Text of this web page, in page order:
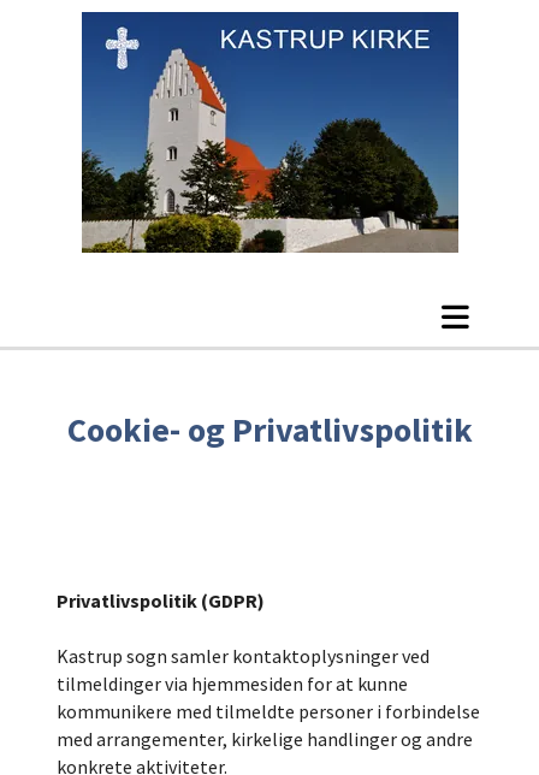
Cookie- og Privatlivspolitik
Privatlivspolitik (GDPR)
Kastrup sogn samler kontaktoplysninger ved
tilmeldinger via hjemmesiden for at kunne
kommunikere med tilmeldte personer i forbindelse
med arrangementer, kirkelige handlinger og andre
konkrete aktiviteter.